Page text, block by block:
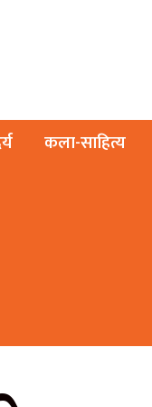
कला-साहित्य